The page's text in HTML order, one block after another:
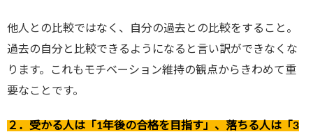
他人との比較ではなく、自分の過去との比較をすること。
過去の自分と比較できるようになると言い訳ができなくな
ります。これもモチベーション維持の観点からきわめて重
要なことです。
２．受かる人は「1年後の合格を目指す」、落ちる人は「3